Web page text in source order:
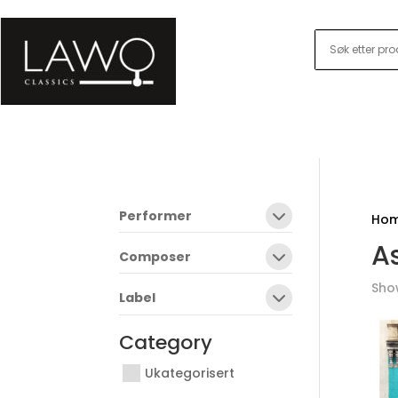
Performer
Composer
Label
Category
Ukategorisert